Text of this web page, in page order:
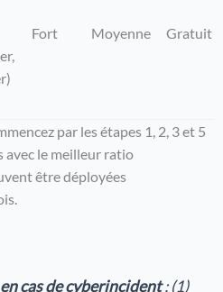
Fort Moyenne Gratuit
par les étapes 1, 2, 3 et 5
avec le meilleur ratio
être déployées
cas de cyberincident: (1)